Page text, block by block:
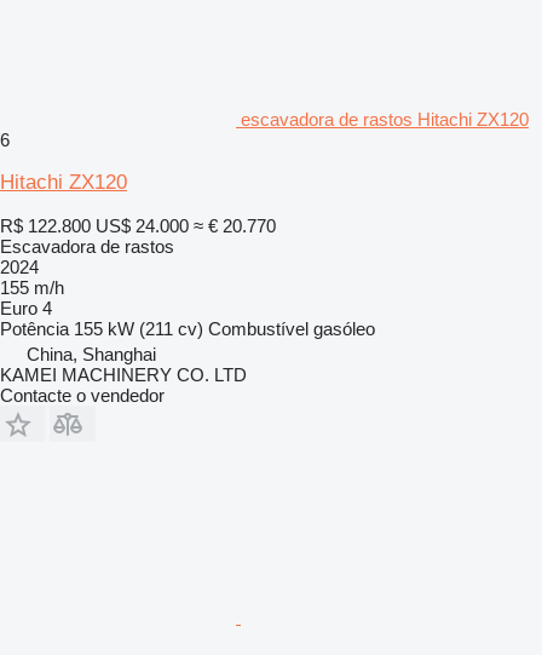
escavadora de rastos Hitachi ZX120
6
Hitachi ZX120
R$ 122.800 US$ 24.000 ≈ € 20.770
Escavadora de rastos
2024
155 m/h
Euro 4
Potência 155 kW (211 cv) Combustível gasóleo
China, Shanghai
KAMEI MACHINERY CO. LTD
Contacte o vendedor